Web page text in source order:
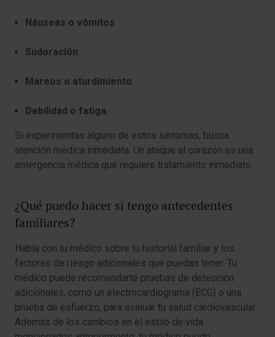
Náuseas o vómitos.
Sudoración.
Mareos o aturdimiento.
Debilidad o fatiga.
Si experimentas alguno de estos síntomas, busca
atención médica inmediata. Un ataque al corazón es una
emergencia médica que requiere tratamiento inmediato.
¿Qué puedo hacer si tengo antecedentes
familiares?
Habla con tu médico sobre tu historial familiar y los
factores de riesgo adicionales que puedas tener. Tu
médico puede recomendarte pruebas de detección
adicionales, como un electrocardiograma (ECG) o una
prueba de esfuerzo, para evaluar tu salud cardiovascular.
Además de los cambios en el estilo de vida